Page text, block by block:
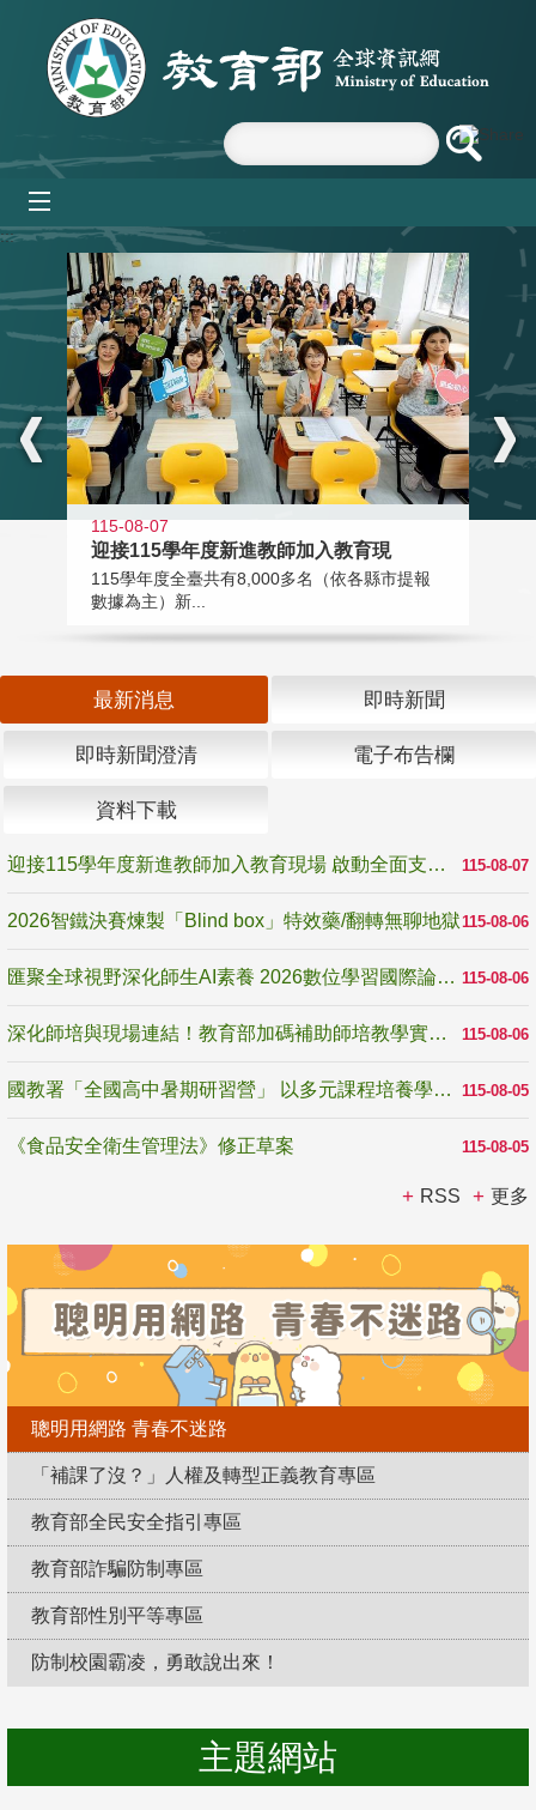
跳到主要內容區塊
:::
115-08-07
迎接115學年度新進教師加入教育現
115學年度全臺共有8,000多名（依各縣市提報
數據為主）新...
最新消息 即時新聞
即時新聞澄清 電子布告欄
資料下載
115-08-07
迎接115學年度新進教師加入教育現場 啟動全面支持陪伴
115-08-06
2026智鐵決賽煉製「Blind box」特效藥/翻轉無聊地獄
115-08-06
匯聚全球視野深化師生AI素養 2026數位學習國際論壇高雄登場
115-08-06
深化師培與現場連結！教育部加碼補助師培教學實踐研究 10月師培國際研討會交流教學實踐經驗
115-08-05
國教署「全國高中暑期研習營」 以多元課程培養學生瞭解誠信專業與倫理價值
115-08-05
《食品安全衛生管理法》修正草案
RSS 更多
聰明用網路 青春不迷路
「補課了沒？」人權及轉型正義教育專區
教育部全民安全指引專區
教育部詐騙防制專區
教育部性別平等專區
防制校園霸凌，勇敢說出來！
主題網站